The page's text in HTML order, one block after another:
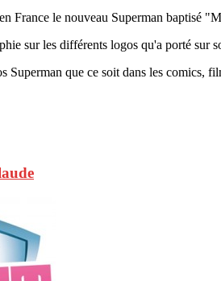
France le nouveau Superman baptisé
sur les différents logos qu'a porté sur
Superman que ce soit dans les comics,